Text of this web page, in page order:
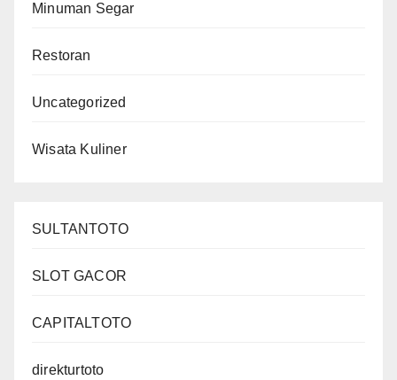
Minuman Segar
Restoran
Uncategorized
Wisata Kuliner
SULTANTOTO
SLOT GACOR
CAPITALTOTO
direkturtoto